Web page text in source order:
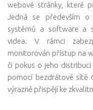
webové stránky, které
Jedná se především o
systémů a software a
videa. V rámci
monitorován přístup na
či pokus o jeho
pomocí bezdrátové sítě
výrazně přispějí ke